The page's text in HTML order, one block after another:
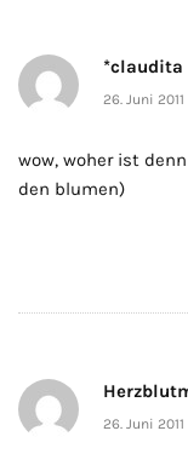
*claudita
26. Juni
wow, woher ist
den blumen)
26. Juni